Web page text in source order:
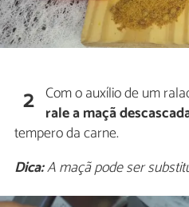
2 Com o auxílio de um
rale a maçã
tempero da carne.
Dica:A maçã pode ser